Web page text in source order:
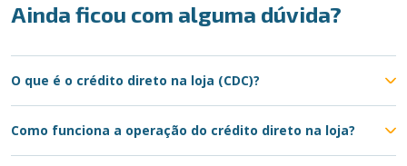
Ainda ficou com alguma dúvida?
O que é o crédito direto na loja (CDC)?
Como funciona a operação do crédito direto na loja?